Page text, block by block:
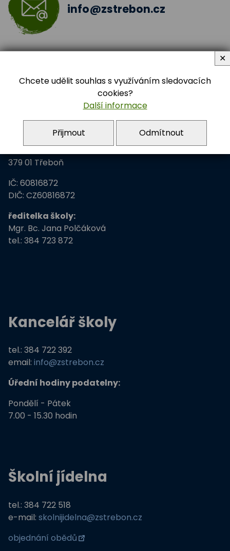
info@zstrebon.cz
Adresa školy
Základní škola Třeboň
379 01 Třeboň
IČ: 60816872
DIČ: CZ60816872
ředitelka školy:
Mgr. Bc. Jana Polčáková
tel.: 384 723 872
Kancelář školy
tel.: 384 722 392
email: info@zstrebon.cz
Úřední hodiny podatelny:
Pondělí - Pátek
7.00 - 15.30 hodin
Školní jídelna
tel.: 384 722 518
e-mail: skolnijidelna@zstrebon.cz
objednání obědů
Chcete udělit souhlas s využíváním sledovacích
cookies?
Další informace
Přijmout Odmítnout
✕